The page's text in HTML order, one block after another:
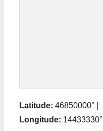
Latitude: 46850000° |
Longitude: 14433330°